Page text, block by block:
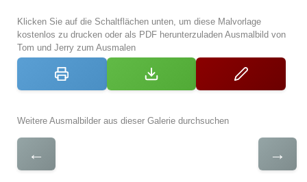
Klicken Sie auf die Schaltflächen unten, um diese Malvorlage
kostenlos zu drucken oder als PDF herunterzuladen Ausmalbild von
Tom und Jerry zum Ausmalen
Weitere Ausmalbilder aus dieser Galerie durchsuchen
← →